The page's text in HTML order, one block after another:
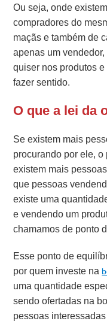
Ou seja, onde
compradores do
maçãs e também de
apenas um
quiser nos produtos
fazer sentido.
O que a lei da
Se existem mais
procurando por ele,
existem mais
que pessoas
existe uma
e vendendo um
chamamos de ponto
Esse ponto de
por quem investe na
uma quantidade
sendo ofertadas na
pessoas